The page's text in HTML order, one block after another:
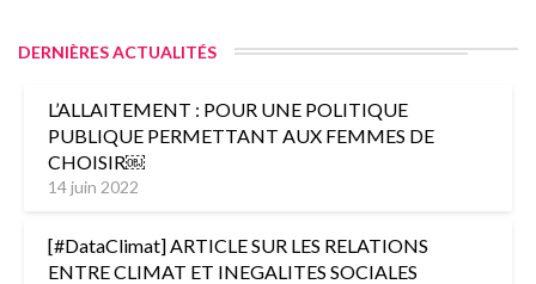
DERNIÈRES ACTUALITÉS
L’ALLAITEMENT : POUR UNE POLITIQUE
PUBLIQUE PERMETTANT AUX FEMMES DE
CHOISIR￼
14 juin 2022
[#DataClimat] ARTICLE SUR LES RELATIONS
ENTRE CLIMAT ET INEGALITES SOCIALES